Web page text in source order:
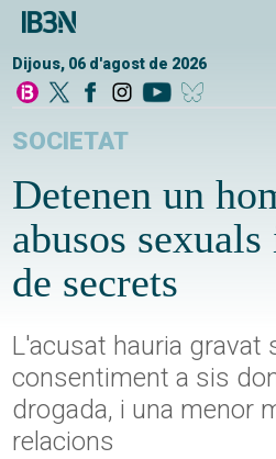
Dijous, 06 d'agost de 2026
SOCIETAT
Detenen un
abusos
de secrets
L'acusat hauria gravat
consentiment a sis
drogada, i una menor
relacions